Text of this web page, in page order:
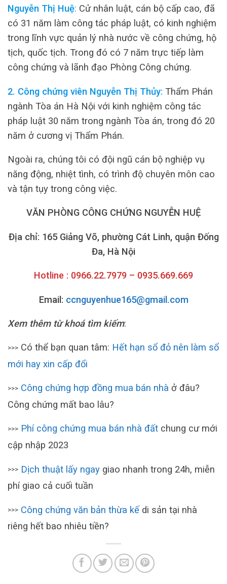
Nguyễn Thị Huệ: Cử nhân luật, cán bộ cấp cao, đã
có 31 năm làm công tác pháp luật, có kinh nghiệm
trong lĩnh vực quản lý nhà nước về công chứng, hộ
tịch, quốc tịch. Trong đó có 7 năm trực tiếp làm
công chứng và lãnh đạo Phòng Công chứng.
2. Công chứng viên Nguyễn Thị Thủy: Thẩm Phán
ngành Tòa án Hà Nội với kinh nghiệm công tác
pháp luật 30 năm trong ngành Tòa án, trong đó 20
năm ở cương vị Thẩm Phán.
Ngoài ra, chúng tôi có đội ngũ cán bộ nghiệp vụ
năng động, nhiệt tình, có trình độ chuyên môn cao
và tận tụy trong công việc.
VĂN PHÒNG CÔNG CHỨNG NGUYỄN HUỆ
Địa chỉ: 165 Giảng Võ, phường Cát Linh, quận Đống
Đa, Hà Nội
Hotline : 0966.22.7979 – 0935.669.669
Email: ccnguyenhue165@gmail.com
Xem thêm từ khoá tìm kiếm:
>>> Có thể bạn quan tâm: Hết hạn sổ đỏ nên làm sổ
mới hay xin cấp đổi
>>> Công chứng hợp đồng mua bán nhà ở đâu?
Công chứng mất bao lâu?
>>> Phí công chứng mua bán nhà đất chung cư mới
cập nhập 2023
>>> Dịch thuật lấy ngay giao nhanh trong 24h, miễn
phí giao cả cuối tuần
>>> Công chứng văn bản thừa kếdi sản tại nhà
riêng hết bao nhiêu tiền?